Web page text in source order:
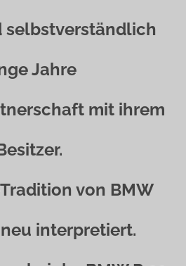
selbstverständlich
Jahre
mit ihrem
von BMW
interpretiert.